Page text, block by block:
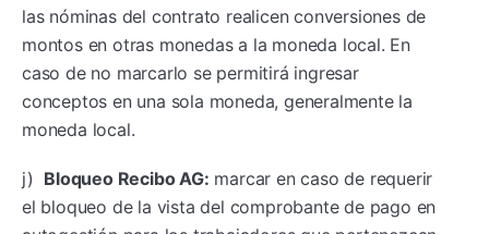
las nóminas del contrato realicen conversiones de
montos en otras monedas a la moneda local. En
caso de no marcarlo se permitirá ingresar
conceptos en una sola moneda, generalmente la
moneda local.
j) Bloqueo Recibo AG: marcar en caso de requerir
el bloqueo de la vista del comprobante de pago en